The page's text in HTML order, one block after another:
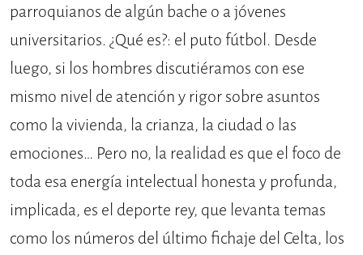
parroquianos de algún bache o a jóvenes
universitarios. ¿Qué es?: el puto fútbol. Desde
luego, si los hombres discutiéramos con ese
mismo nivel de atención y rigor sobre asuntos
como la vivienda, la crianza, la ciudad o las
emociones… Pero no, la realidad es que el foco de
toda esa energía intelectual honesta y profunda,
implicada, es el deporte rey, que levanta temas
como los números del último fichaje del Celta, los